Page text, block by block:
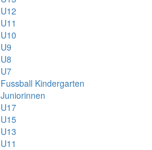
U12
U11
U10
U9
U8
U7
Fussball Kindergarten
Juniorinnen
U17
U15
U13
U11